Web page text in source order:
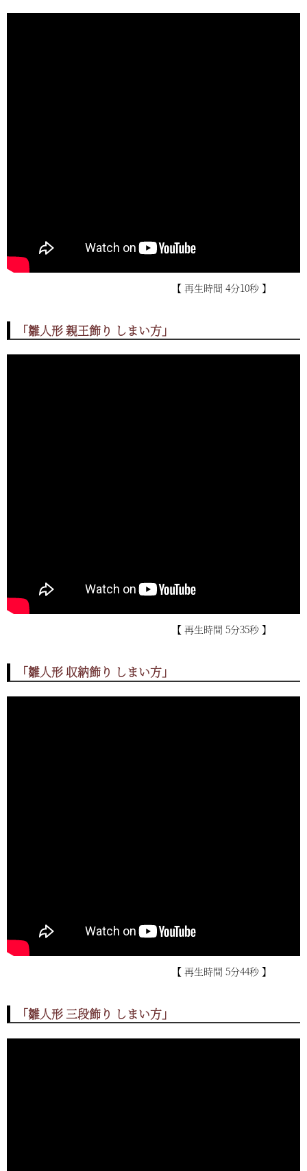
【 再生時間 4分10秒 】
「雛人形 親王飾り しまい方」
【 再生時間 5分35秒 】
「雛人形 収納飾り しまい方」
【 再生時間 5分44秒 】
「雛人形 三段飾り しまい方」